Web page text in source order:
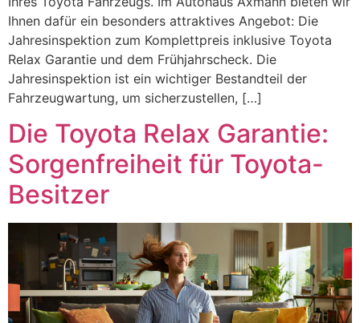
Ihnen dafür ein besonders attraktives Angebot: Die
Jahresinspektion zum Komplettpreis inklusive Toyota
Relax Garantie und dem Frühjahrscheck. Die
Jahresinspektion ist ein wichtiger Bestandteil der
Fahrzeugwartung, um sicherzustellen, […]
Die Toyota Relax Garantie:
Sorgenfreiheit für Toyota-
Besitzer